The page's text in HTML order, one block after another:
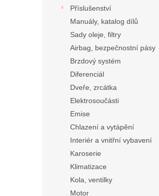
Příslušenství
Manuály, katalog dílů
Sady oleje, filtry
Airbag, bezpečnostní pásy
Brzdový systém
Diferenciál
Dveře, zrcátka
Elektrosoučásti
Emise
Chlazení a vytápění
Interiér a vnitřní vybavení
Karoserie
Klimatizace
Kola, ventilky
Motor